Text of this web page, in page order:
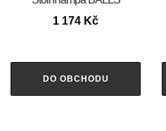
1 174 Kč
DO OBCHODU